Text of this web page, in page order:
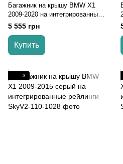
Багажник на крышу BMW X1
2009-2020 на интегрированные
рейлинги серый Turtle
5 555 грн
Купить
3